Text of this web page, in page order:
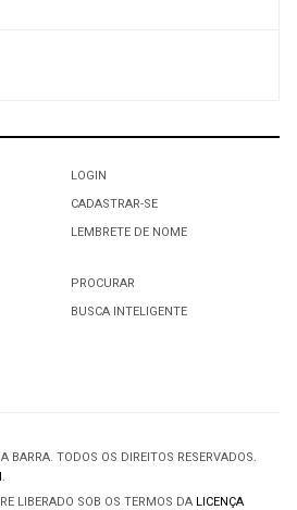
LOGIN
CADASTRAR-SE
LEMBRETE DE NOME
PROCURAR
BUSCA INTELIGENTE
TODOS OS DIREITOS RESERVADOS.
.
LIBERADO SOB OS TERMOS DA LICENÇA